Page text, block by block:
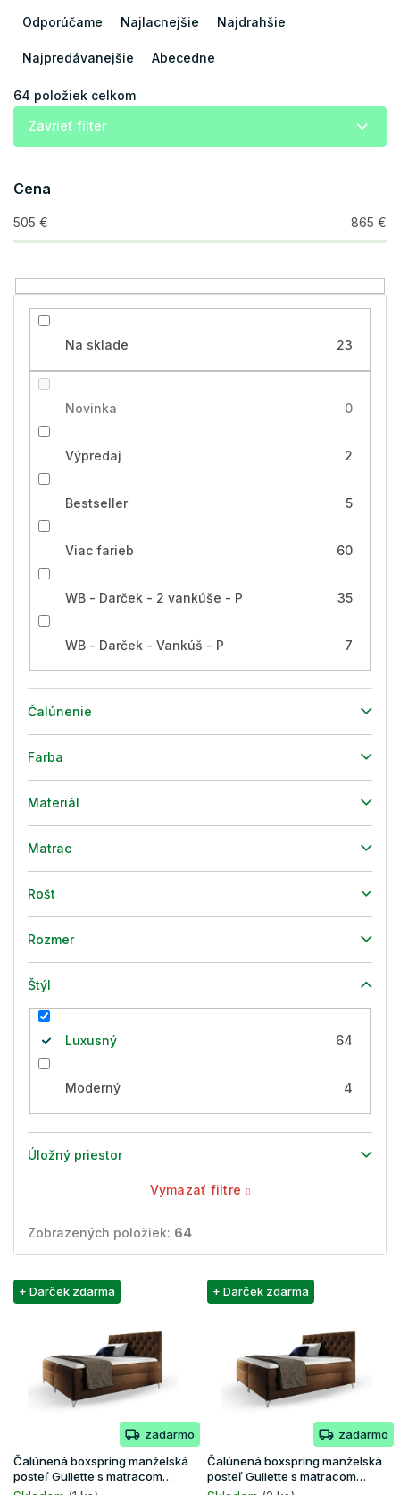
i
d
u
k
o
v
Odporúčame Najlacnejšie Najdrahšie
Najpredávanejšie Abecedne
64 položiek celkom
Zavrieť filter
Cena
505 € 865 €
Na sklade 23
Novinka 0
Výpredaj 2
Bestseller 5
Viac farieb 60
WB - Darček - 2 vankúše - P 35
WB - Darček - Vankúš - P 7
Čalúnenie
Farba
Materiál
Matrac
Rošt
Rozmer
Štýl
Luxusný 64
Moderný 4
Úložný priestor
Vymazať filtre
Zobrazených položiek: 64
V
ý
u
k
+ Darček zdarma
zadarmo
Čalúnená boxspring manželská
posteľ Guliette s matracom
160x200 - hnedá
+ Darček zdarma
zadarmo
Čalúnená boxspring manželská
posteľ Guliette s matracom
180x200 - hnedá